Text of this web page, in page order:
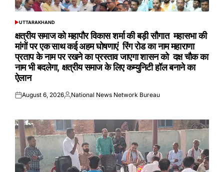
POSTED
UTTARAKHAND
क्षत्रीय समाज को महापौर विकास शर्मा की बड़ी सौगात महासभा की
मांगों पर एक साथ कई अहम घोषणाएं रिंग रोड का नाम महाराणा
प्रताप के नाम पर रखने का प्रस्ताव जाएगा शासन को दक्ष चौक का
नाम भी बदलेगा, क्षत्रीय समाज के लिए कम्युनिटी हॉल बनाने का
ऐलान
Posted
August 6, 2026Posted
National News Network Bureau